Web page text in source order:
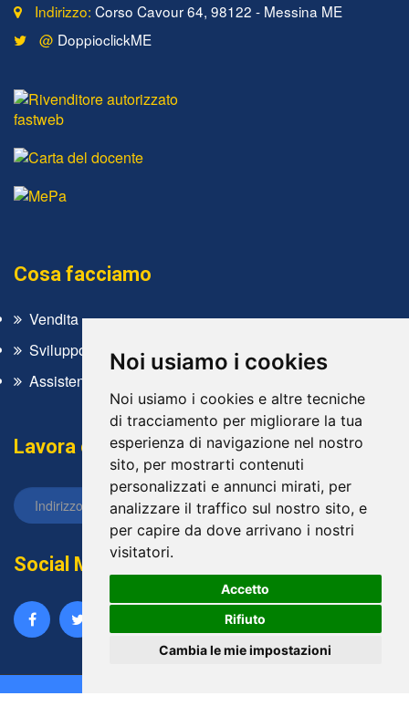
Noi usiamo i cookies
Noi usiamo i cookies e altre tecniche
di tracciamento per migliorare la tua
esperienza di navigazione nel nostro
sito, per mostrarti contenuti
personalizzati e annunci mirati, per
analizzare il traffico sul nostro sito, e
per capire da dove arrivano i nostri
visitatori.
Accetto
Rifiuto
Cambia le mie impostazioni
Indirizzo: Corso Cavour 64, 98122 - Messina ME
@ DoppioclickME
Cosa facciamo
Vendita
Sviluppo software
Assistenza tecnica
Lavora con noi
Social Media
2026 © Tutti i diritti sono riservati da